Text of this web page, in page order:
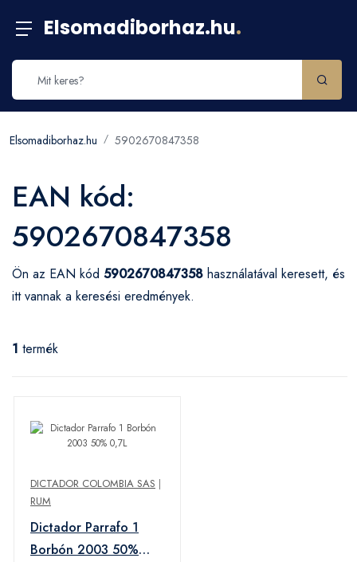
Elsomadiborhaz.hu.
Elsomadiborhaz.hu 5902670847358
EAN kód:
5902670847358
Ön az EAN kód 5902670847358 használatával keresett, és
itt vannak a keresési eredmények.
1 termék
DICTADOR COLOMBIA SAS |
RUM
Dictador Parrafo 1
Borbón 2003 50%